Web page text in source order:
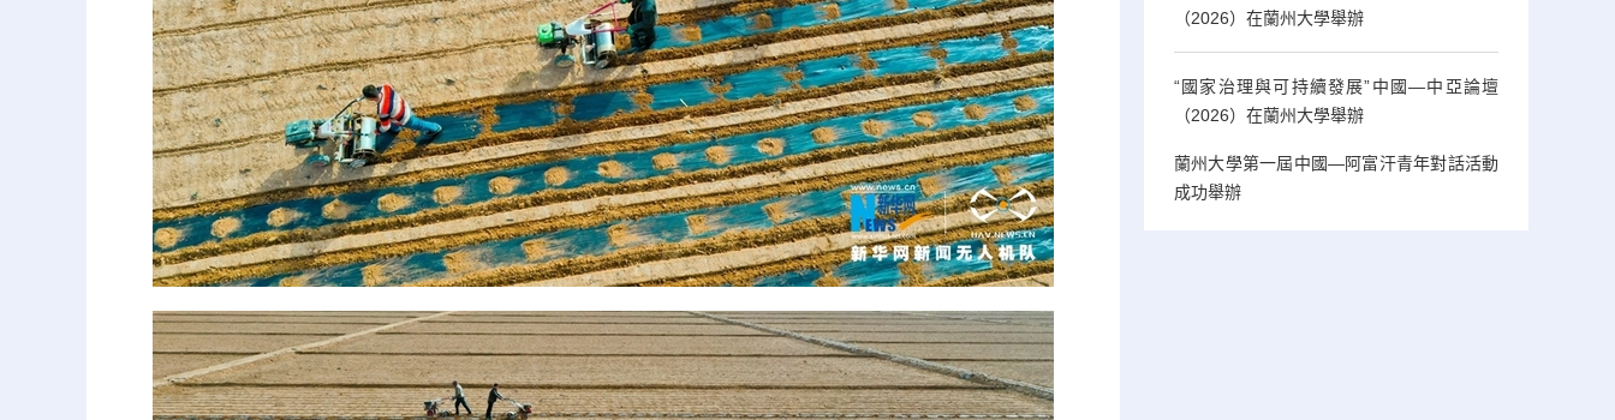
（2026）在蘭州大學舉辦
“國家治理與可持續發展”中國—中亞論壇
（2026）在蘭州大學舉辦
蘭州大學第一屆中國—阿富汗青年對話活動
成功舉辦